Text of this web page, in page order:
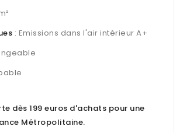
: Emissions dans l'air intérieur A+
dès 199 euros d'achats pour une
Métropolitaine.